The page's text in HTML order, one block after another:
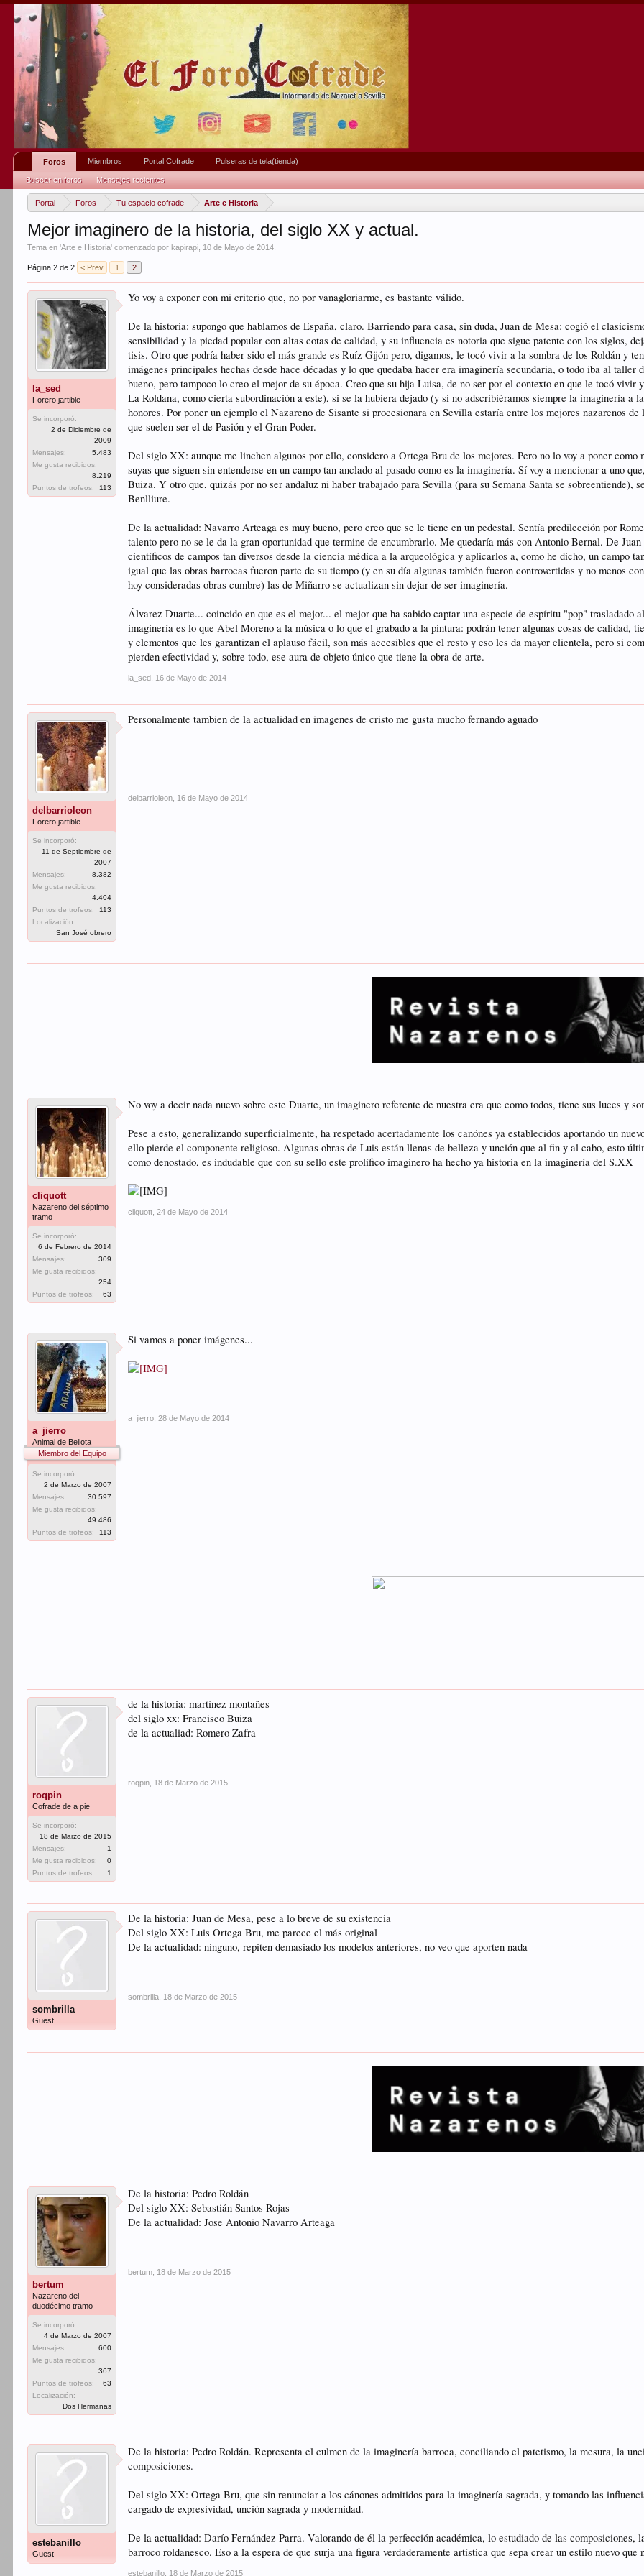
Portal Foros Tu espacio cofrade Arte e Historia
Mejor imaginero de la historia, del siglo XX y actual.
Tema en 'Arte e Historia' comenzado porkapirapi 10 de Mayo de 2014
Página 2 de 2 < Prev 1 2
la_sed
Forero jartible
Se incorporó:
2 de Diciembre de
2009
Mensajes:
5.483
Me gusta recibidos:
8.219
Puntos de trofeos:
113
Yo voy a exponer con mi criterio que, no por vanagloriarme, es bastante válido.
De la historia: supongo que hablamos de España, claro. Barriendo para casa, sin duda, Juan de Mesa: cogió el
sensibilidad y la piedad popular con altas cotas de calidad, y su influencia es notoria que sigue patente con los siglos,
tisis. Otro que podría haber sido el más grande es Ruíz Gijón pero, digamos, le tocó vivir a la sombra de los Roldán y
imágenes principales hechas desde hace décadas y lo que quedaba hacer era imaginería secundaria, o todo iba al
bueno, pero tampoco lo creo el mejor de su época. Creo que su hija Luisa, de no ser por el contexto en que le tocó
La Roldana, como cierta subordinación a este), si se la hubiera dejado (y si no adscribiéramos siempre la imaginería a
honores. Por poner un ejemplo el Nazareno de Sisante si procesionara en Sevilla estaría entre los mejores nazarenos
que suelen ser el de Pasión y el Gran Poder.
Del siglo XX: aunque me linchen algunos por ello, considero a Ortega Bru de los mejores. Pero no lo voy a poner
suyas que siguen sin entenderse en un campo tan anclado al pasado como es la imaginería. Sí voy a mencionar a uno
Buiza. Y otro que, quizás por no ser andaluz ni haber trabajado para Sevilla (para su Semana Santa se sobreentiende),
Benlliure.
De la actualidad: Navarro Arteaga es muy bueno, pero creo que se le tiene en un pedestal. Sentía predilección por
talento pero no se le da la gran oportunidad que termine de encumbrarlo. Me quedaría más con Antonio Bernal. De
científicos de campos tan diversos desde la ciencia médica a la arqueológica y aplicarlos a, como he dicho, un campo
igual que las obras barrocas fueron parte de su tiempo (y en su día algunas también fueron controvertidas y no menos
hoy consideradas obras cumbre) las de Miñarro se actualizan sin dejar de ser imaginería.
Álvarez Duarte... coincido en que es el mejor... el mejor que ha sabido captar una especie de espíritu "pop" trasladado
imaginería es lo que Abel Moreno a la música o lo que el grabado a la pintura: podrán tener algunas cosas de calidad,
y elementos que les garantizan el aplauso fácil, son más accesibles que el resto y eso les da mayor clientela, pero si
pierden efectividad y, sobre todo, ese aura de objeto único que tiene la obra de arte.
la_sed 16 de Mayo de 2014
delbarrioleon
Forero jartible
Se incorporó:
11 de Septiembre de
2007
Mensajes:
8.382
Me gusta recibidos:
4.404
Puntos de trofeos:
113
Localización:
San José obrero
Personalmente tambien de la actualidad en imagenes de cristo me gusta mucho fernando aguado
delbarrioleon 16 de Mayo de 2014
cliquott
Nazareno del séptimo
tramo
Se incorporó:
6 de Febrero de 2014
Mensajes:
309
Me gusta recibidos:
254
Puntos de trofeos:
63
No voy a decir nada nuevo sobre este Duarte, un imaginero referente de nuestra era que como todos, tiene sus luces y
Pese a esto, generalizando superficialmente, ha respetado acertadamente los canónes ya establecidos aportando un
ello pierde el componente religioso. Algunas obras de Luis están llenas de belleza y unción que al fin y al cabo, esto
como denostado, es indudable que con su sello este prolífico imaginero ha hecho ya historia en la imaginería del S.XX
cliquott 24 de Mayo de 2014
a_jierro
Animal de Bellota
Miembro del Equipo
Se incorporó:
2 de Marzo de 2007
Mensajes:
30.597
Me gusta recibidos:
49.486
Puntos de trofeos:
113
Si vamos a poner imágenes...
a_jierro 28 de Mayo de 2014
roqpin
Cofrade de a pie
Se incorporó:
18 de Marzo de 2015
Mensajes:
1
Me gusta recibidos:
0
Puntos de trofeos:
1
de la historia: martínez montañes
del siglo xx: Francisco Buiza
de la actualiad: Romero Zafra
roqpin 18 de Marzo de 2015
sombrilla
Guest
De la historia: Juan de Mesa, pese a lo breve de su existencia
Del siglo XX: Luis Ortega Bru, me parece el más original
De la actualidad: ninguno, repiten demasiado los modelos anteriores, no veo que aporten nada
sombrilla 18 de Marzo de 2015
bertum
Nazareno del
duodécimo tramo
Se incorporó:
4 de Marzo de 2007
Mensajes:
600
Me gusta recibidos:
367
Puntos de trofeos:
63
Localización:
Dos Hermanas
De la historia: Pedro Roldán
Del siglo XX: Sebastián Santos Rojas
De la actualidad: Jose Antonio Navarro Arteaga
bertum 18 de Marzo de 2015
estebanillo
Guest
De la historia: Pedro Roldán. Representa el culmen de la imaginería barroca, conciliando el patetismo, la mesura, la
composiciones.
Del siglo XX: Ortega Bru, que sin renunciar a los cánones admitidos para la imaginería sagrada, y tomando las
cargado de expresividad, unción sagrada y modernidad.
De la actualidad: Darío Fernández Parra. Valorando de él la perfección académica, lo estudiado de las
barroco roldanesco. Eso a la espera de que surja una figura verdaderamente artística que sepa crear un estilo nuevo
estebanillo 18 de Marzo de 2015
Foros
Buscar en foros Mensajes recientes
Miembros Portal Cofrade Pulseras de tela(tienda)